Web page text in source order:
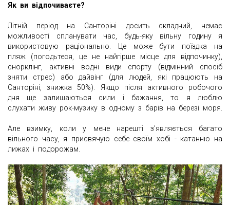
Як ви відпочиваєте?
Літній період на Санторіні досить складний, немає
можливості спланувати час, будь-яку вільну годину я
використовую раціонально. Це може бути поїздка на
пляж (погодьтеся, це не найгірше місце для відпочинку),
снорклінг, активні водні види спорту (відмінний спосіб
зняти стрес) або дайвінг (для людей, які працюють на
Санторіні, знижка 50%). Якщо після активного робочого
дня ще залишаються сили і бажання, то я люблю
слухати живу рок-музику в одному з барів на березі моря.
Але взимку, коли у мене нарешті з'являється багато
вільного часу, я присвячую себе своїм хобі - катанню на
лижах і подорожам.